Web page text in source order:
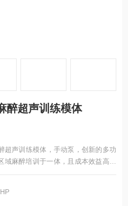
醉超声训练模体
超声训练模体，手动泵，创新的多功
麻醉培训于一体，且成本效益高。
院麻醉学系主任安迪·罗森伯格博士